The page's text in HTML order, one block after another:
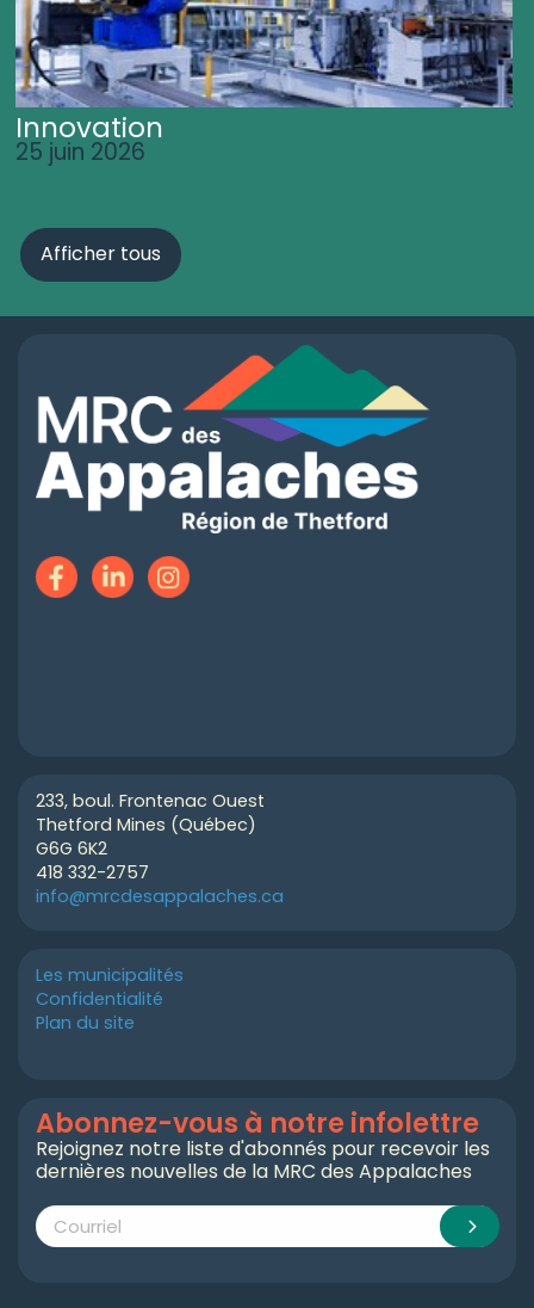
Innovation
25 juin 2026
Afficher tous
233, boul. Frontenac Ouest
Thetford Mines (Québec)
G6G 6K2
418 332-2757
info@mrcdesappalaches.ca
Les municipalités
Confidentialité
Plan du site
Abonnez-vous à notre infolettre
Rejoignez notre liste d'abonnés pour recevoir les
dernières nouvelles de la MRC des Appalaches